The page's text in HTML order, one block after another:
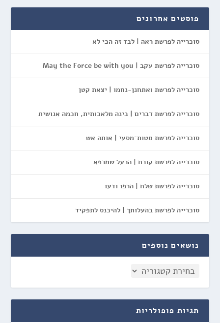
פוסטים אחרונים
סוכרייה לפרשת ראה | לבד זה הכי לא
סוכרייה לפרשת עקב | May the Force be with you
סוכרייה לפרשת ואתחנן-נחמו | יצאת קטן
סוכרייה לפרשת דברים | בינה מלאכותית, חכמה אנושית
סוכרייה לפרשת מטות־מסעי | אותה אש
סוכרייה לפרשת קורח | הרעל שמרפא
סוכרייה לפרשת שלח | הרפו ודעו
סוכרייה לפרשת בהעלותך | להיכנס לתפקיד
נושאים נוספים
תגיות פופולריות